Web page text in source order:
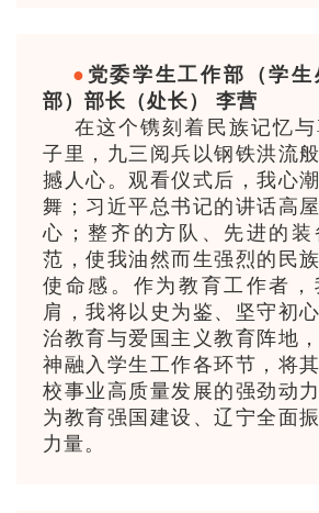
● 党委学生工作部（学
部）部长（处长） 李营
在这个镌刻着民族记忆
子里，九三阅兵以钢铁洪流
撼人心。观看仪式后，我心
舞；习近平总书记的讲话高
心；整齐的方队、先进的
范，使我油然而生强烈的民
使命感。作为教育工作者，
肩，我将以史为鉴、坚守初
治教育与爱国主义教育阵地
神融入学生工作各环节，将
校事业高质量发展的强劲动
为教育强国建设、辽宁全面
力量。